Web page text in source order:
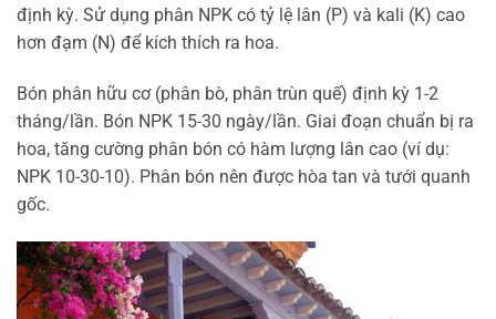
định kỳ. Sử dụng phân NPK có tỷ lệ lân (P) và kali (K) cao
hơn đạm (N) để kích thích ra hoa.
Bón phân hữu cơ (phân bò, phân trùn quế) định kỳ 1-2
tháng/lần. Bón NPK 15-30 ngày/lần. Giai đoạn chuẩn bị ra
hoa, tăng cường phân bón có hàm lượng lân cao (ví dụ:
NPK 10-30-10). Phân bón nên được hòa tan và tưới quanh
gốc.